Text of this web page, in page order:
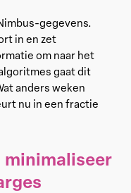
gegevens.
in en zet
om naar het
gaat dit
anders weken
nu in een fractie